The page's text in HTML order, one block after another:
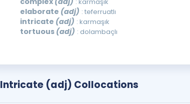
elaborate (adj) : teferruatlı
intricate (adj) : karmaşık
tortuous (adj) : dolambaçlı
Intricate (adj) Collocations